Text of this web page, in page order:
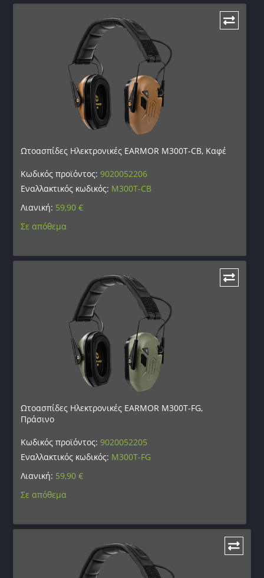
Ωτοασπίδες Ηλεκτρονικές EARMOR M300T-CB, Καφέ
Κωδικός προϊόντος:9020052206
Εναλλακτικός κωδικός: M300T-CB
Λιανική: 59,90€
Σε απόθεμα
Ωτοασπίδες Ηλεκτρονικές EARMOR M300T-FG,
Πράσινο
Κωδικός προϊόντος:9020052205
Εναλλακτικός κωδικός: M300T-FG
Λιανική: 59,90€
Σε απόθεμα